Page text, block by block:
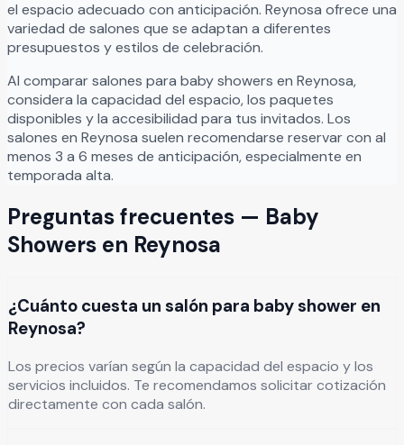
el espacio adecuado con anticipación. Reynosa ofrece una
variedad de salones que se adaptan a diferentes
presupuestos y estilos de celebración.
Al comparar salones para baby showers en Reynosa,
considera la capacidad del espacio, los paquetes
disponibles y la accesibilidad para tus invitados. Los
salones en Reynosa suelen recomendarse reservar con al
menos 3 a 6 meses de anticipación, especialmente en
temporada alta.
Preguntas frecuentes — Baby
Showers en Reynosa
¿Cuánto cuesta un salón para baby shower en
Reynosa?
Los precios varían según la capacidad del espacio y los
servicios incluidos. Te recomendamos solicitar cotización
directamente con cada salón.